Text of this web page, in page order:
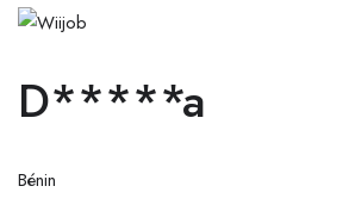
D*****a
Bénin